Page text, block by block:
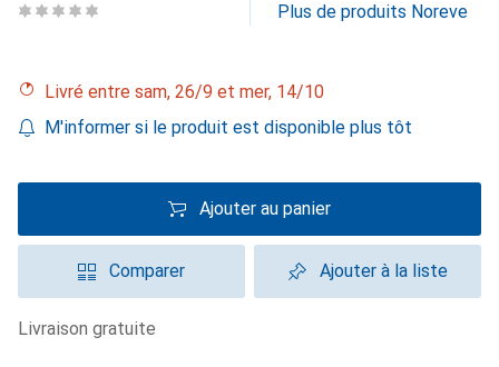
Plus de produits Noreve
Livré entre sam, 26/9 et mer, 14/10
M'informer si le produit est disponible plus tôt
Ajouter au panier
Comparer Ajouter à la liste
livraison gratuite